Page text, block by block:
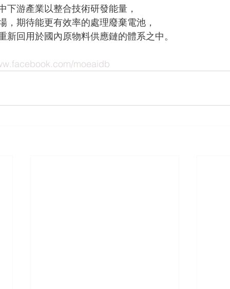
下游產業以整合技術研發能量，
，期待能更有效率的處理廢棄電池，
新回用於國內原物料供應鏈的體系之中。
moeaidb